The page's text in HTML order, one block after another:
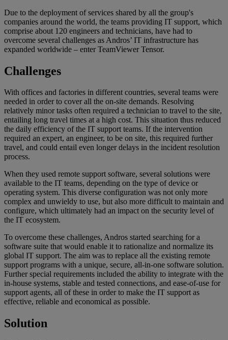
Due to the deployment of services shared by all the group's
companies around the world, the teams providing IT support, which
comprise about 120 engineers and technicians, have had to
overcome several challenges as Andros’ IT infrastructure has
expanded worldwide – enter TeamViewer Tensor.
Challenges
With offices and factories in different countries, several teams were
needed in order to cover all the on-site demands. Resolving
relatively minor tasks often required a technician to travel to the site,
entailing long travel times at a high cost. This situation thus reduced
the daily efficiency of the IT support teams. If the intervention
required an expert, an engineer, to be on site, this required further
travel, and could entail even longer delays in the incident resolution
process.
When they used remote support software, several solutions were
available to the IT teams, depending on the type of device or
operating system. This diverse configuration was not only more
complex and unwieldy to use, but also more difficult to maintain and
configure, which ultimately had an impact on the security level of
the IT ecosystem.
To overcome these challenges, Andros started searching for a
software suite that would enable it to rationalize and normalize its
global IT support. The aim was to replace all the existing remote
support programs with a unique, secure, all-in-one software solution.
Further special requirements included the ability to integrate with the
in-house systems, stable and tested connections, and ease-of-use for
support agents, all of these in order to make the IT support as
effective, reliable and economical as possible.
Solution